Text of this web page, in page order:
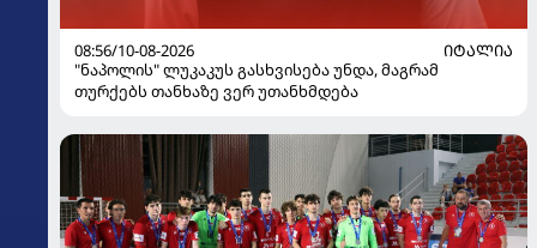
08:56/10-08-2026
ᲘᲢᲐᲚᲘᲐ
"ნაპოლის" ლუკაკუს გასხვისება უნდა, მაგრამ
თურქებს თანხაზე ვერ უთანხმდება